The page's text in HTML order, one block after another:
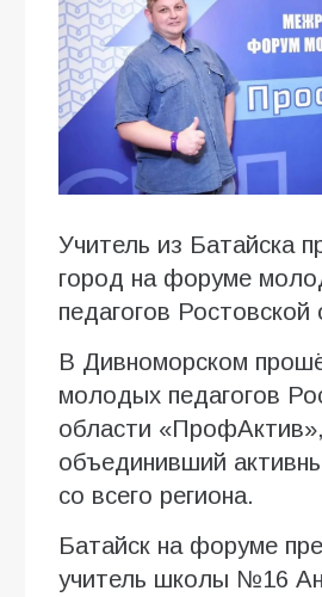
Учитель из Батайска
город на форуме
педагогов Ростовской
В Дивноморском
молодых педагогов
области «ПрофАктив»,
объединивший
со всего региона.
Батайск на форуме
учитель школы №16